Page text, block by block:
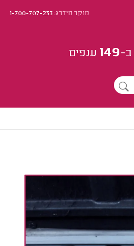
מוקד מידרג:1-700-707-233
ב-149 ענפים